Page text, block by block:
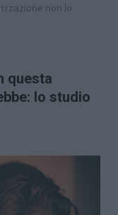
non lo
questa
lo studio